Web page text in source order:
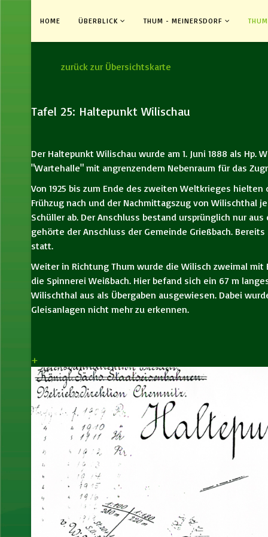
HOME ÜBERBLICK THUM - MEINERSDORF
zurück zur Übersichtskarte
Tafel 25: Haltepunkt Wilischau
Der Haltepunkt Wilischau wurde am 1. Juni 1888 als
"Wartehalle" mit angrenzendem Nebenraum für das
Von 1925 bis zum Ende des zweiten Weltkrieges
Frühzug nach und der Nachmittagszug von Wilischthal
Schüller ab. Der Anschluss bestand ursprünglich nur
gehörte der Anschluss der Gemeinde Grießbach.
statt.
Weiter in Richtung Thum wurde die Wilisch zweimal
die Spinnerei Weißbach. Hier befand sich ein 67 m
Wilischthal aus als Übergaben ausgewiesen. Dabei
Gleisanlagen nicht mehr zu erkennen.
+